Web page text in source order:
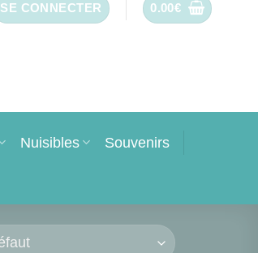
SE CONNECTER 0.00€
Nuisibles Souvenirs